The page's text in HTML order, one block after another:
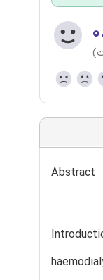
Abstract